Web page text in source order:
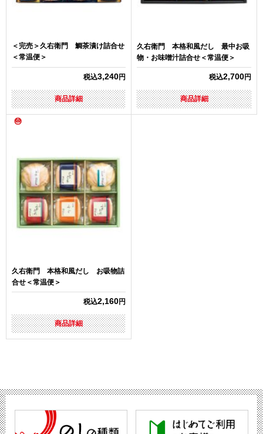
＜完売＞久右衛門 鯛茶漬け詰合せ
＜常温便＞
税込3,240円
商品詳細
久右衛門 本格和風だし 最中お吸
物・お味噌汁詰合せ＜常温便＞
税込2,700円
商品詳細
久右衛門 本格和風だし お吸物詰
合せ＜常温便＞
税込2,160円
商品詳細